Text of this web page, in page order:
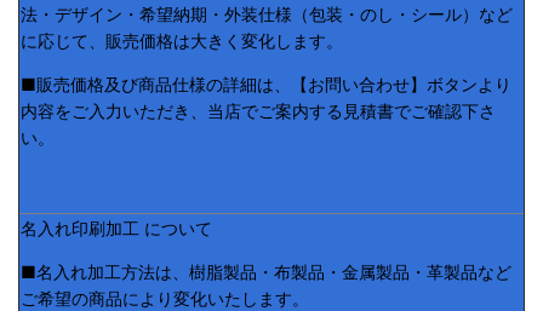
法・デザイン・希望納期・外装仕様（包装・のし・シール）など
に応じて、販売価格は大きく変化します。
■販売価格及び商品仕様の詳細は、【お問い合わせ】ボタンより
内容をご入力いただき、当店でご案内する見積書でご確認下さ
い。
名入れ印刷加工 について
■名入れ加工方法は、樹脂製品・布製品・金属製品・革製品など
ご希望の商品により変化いたします。